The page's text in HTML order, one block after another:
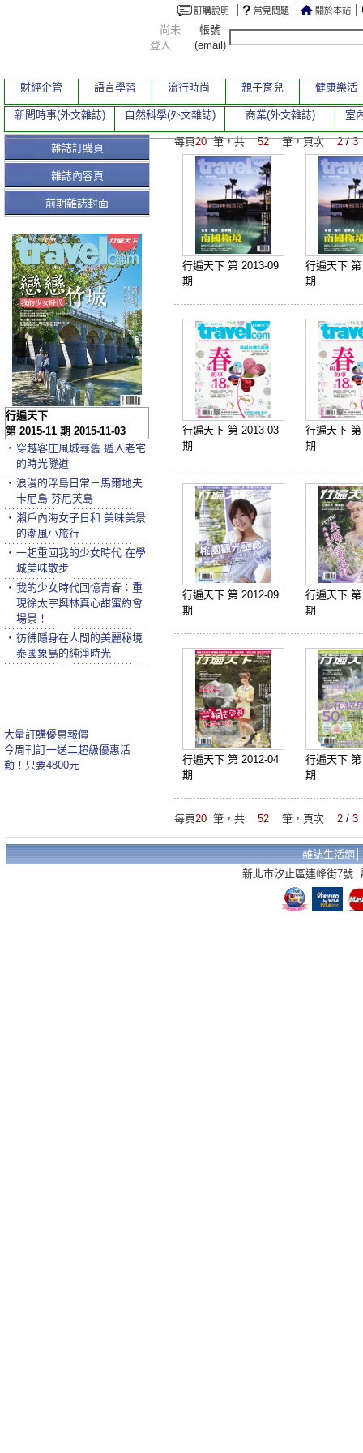
雜誌訂購頁
雜誌內容頁
前期雜誌封面
行遍天下
第 2015-11 期 2015-11-03
‧ 穿越客庄風城尋舊 遁入老宅
的時光隧道
‧ 浪漫的浮島日常－馬爾地夫
卡尼島 芬尼芙島
‧ 瀨戶內海女子日和 美味美景
的潮風小旅行
‧ 一起重回我的少女時代 在學
城美味散步
‧ 我的少女時代回憶青春：重
現徐太宇與林真心甜蜜約會
場景！
‧ 彷彿隱身在人間的美麗秘境
泰國象島的純淨時光
大量訂購優惠報價
今周刊訂一送二超級優惠活
動！只要4800元
每頁20 筆，共 52 筆，頁次2/3
行遍天下 第 2013-09
期
行遍天下
期
行遍天下 第 2013-03
期
行遍天下
期
行遍天下 第 2012-09
期
行遍天下
期
行遍天下 第 2012-04
期
行遍天下
期
每頁20 筆，共 52 筆，頁次 2 / 3
尚未
登入
帳號
(email)
財經企管 語言學習 流行時尚 親子育兒 健康樂活
新聞時事(外文雜誌) 自然科學(外文雜誌) 商業(外文雜誌) 室
雜誌生活網
新北市汐止區連峰街7號